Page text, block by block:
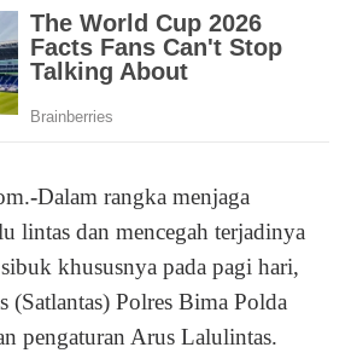
-Dalam rangka menjaga
lintas dan mencegah terjadinya
khususnya pada pagi hari,
(Satlantas) Polres Bima Polda
pengaturan Arus Lalulintas.